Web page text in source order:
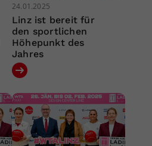
24.01.2025
Linz ist bereit für
den sportlichen
Höhepunkt des
Jahres